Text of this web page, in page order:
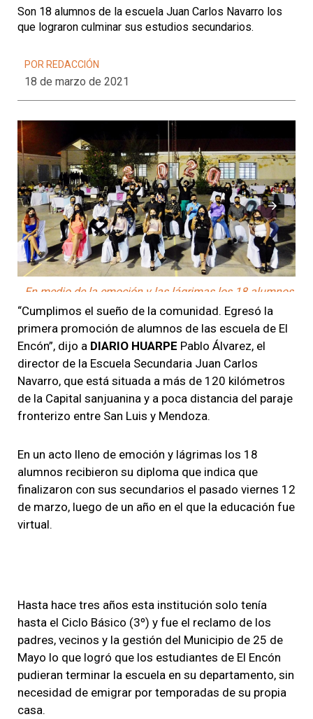
Son 18 alumnos de la escuela Juan Carlos Navarro los
que lograron culminar sus estudios secundarios.
POR REDACCIÓN
18 de marzo de 2021
En medio de la emoción y las lágrimas los 18 alumnos
recibieron su diploma de egreso. Foto gentileza Pablo
Álvarez.
“Cumplimos el sueño de la comunidad. Egresó la
primera promoción de alumnos de las escuela de El
Encón”, dijo a DIARIO HUARPE Pablo Álvarez, el
director de la Escuela Secundaria Juan Carlos
Navarro, que está situada a más de 120 kilómetros
de la Capital sanjuanina y a poca distancia del paraje
fronterizo entre San Luis y Mendoza.
En un acto lleno de emoción y lágrimas los 18
alumnos recibieron su diploma que indica que
finalizaron con sus secundarios el pasado viernes 12
de marzo, luego de un año en el que la educación fue
virtual.
Hasta hace tres años esta institución solo tenía
hasta el Ciclo Básico (3º) y fue el reclamo de los
padres, vecinos y la gestión del Municipio de 25 de
Mayo lo que logró que los estudiantes de El Encón
pudieran terminar la escuela en su departamento, sin
necesidad de emigrar por temporadas de su propia
casa.